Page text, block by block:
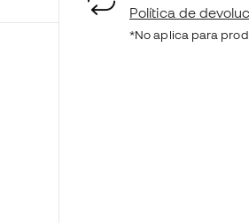
Política de
*No aplica para